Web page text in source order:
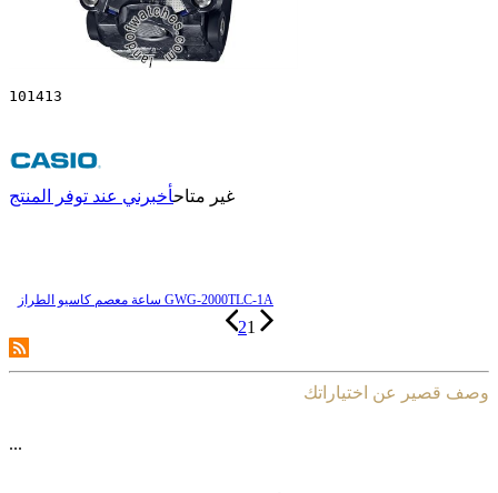
101413
غير متاحأخبرني عند توفر المنتج
ساعة معصم کاسیو الطراز GWG-2000TLC-1A
21
وصف قصير عن اختياراتك
...